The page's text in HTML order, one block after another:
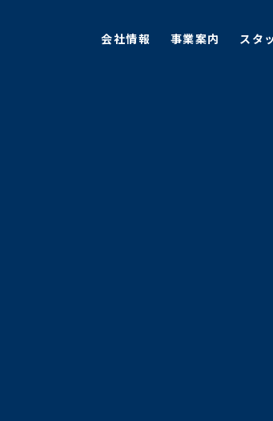
会社情報
事業案内
スタ